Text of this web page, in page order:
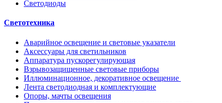
Светодиоды
Светотехника
Аварийное освещение и световые указатели
Аксессуары для светильников
Аппаратура пускорегулирующая
Взрывозащищенные световые приборы
Иллюминационное, декоративное освещение
Лента светодиодная и комплектующие
Опоры, мачты освещения